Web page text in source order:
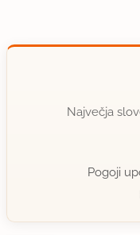
Največja
Pogoji